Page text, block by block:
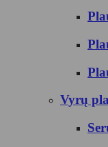
Vyrų